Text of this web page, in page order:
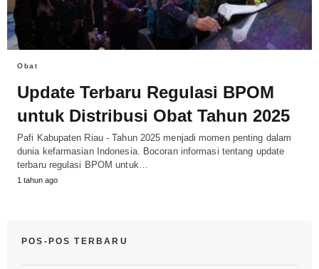
Obat
Update Terbaru Regulasi BPOM
untuk Distribusi Obat Tahun 2025
Pafi Kabupaten Riau - Tahun 2025 menjadi momen penting dalam
dunia kefarmasian Indonesia. Bocoran informasi tentang update
terbaru regulasi BPOM untuk…
1 tahun ago
POS-POS TERBARU